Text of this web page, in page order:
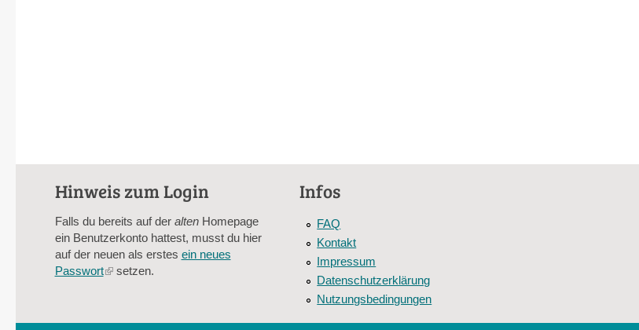
Hinweis zum Login
Falls du bereits auf der altenHomepage
ein Benutzerkonto hattest, musst du hier
auf der neuen als erstes ein neues
Passwort(linksetzen.
Infos
FAQ
Kontakt
Impressum
Datenschutzerklärung
Nutzungsbedingungen